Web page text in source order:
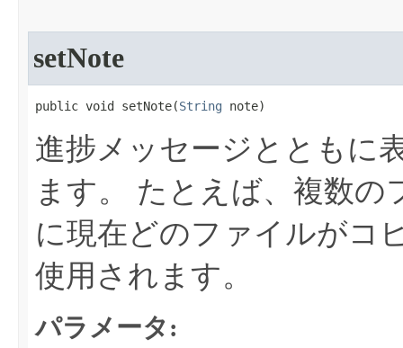
setNote
public void setNote​(String note)
進捗メッセージとともに
ます。
たとえば、複数の
に現在どのファイルがコ
使用されます。
パラメータ: